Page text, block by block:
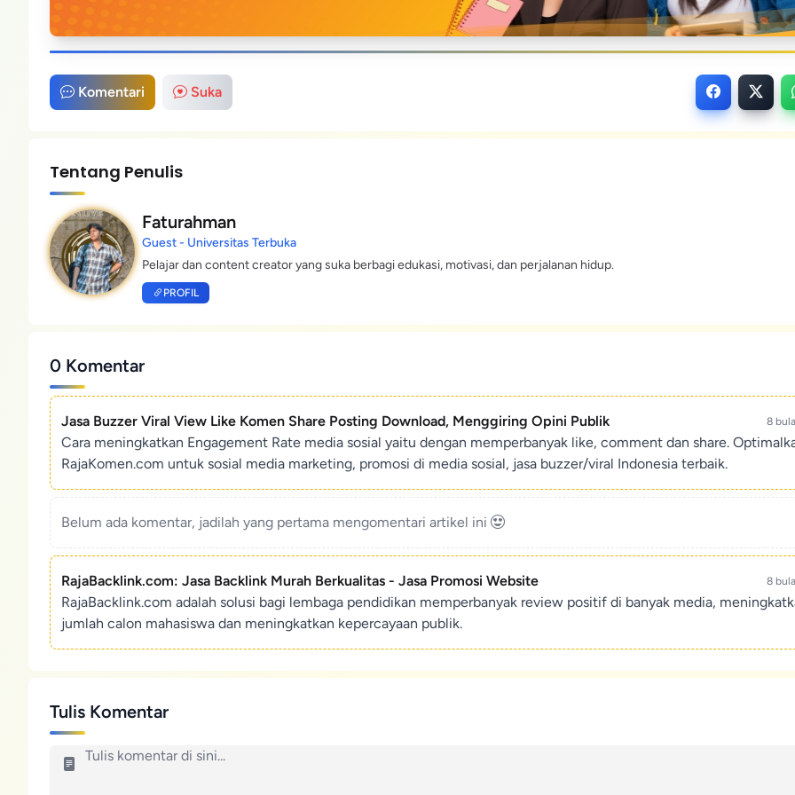
Komentari Suka
Tentang Penulis
Faturahman
Guest - Universitas Terbuka
Pelajar dan content creator yang suka berbagi edukasi, motivasi, dan perjalanan hidup.
PROFIL
0 Komentar
Jasa Buzzer Viral View Like Komen Share Posting Download, Menggiring Opini Publik 8
Cara meningkatkan Engagement Rate media sosial yaitu dengan memperbanyak like, comment dan share.
RajaKomen.com untuk sosial media marketing, promosi di media sosial, jasa buzzer/viral Indonesia terbaik.
Belum ada komentar, jadilah yang pertama mengomentari artikel ini
RajaBacklink.com: Jasa Backlink Murah Berkualitas - Jasa Promosi Website 8
RajaBacklink.com adalah solusi bagi lembaga pendidikan memperbanyak review positif di banyak media,
jumlah calon mahasiswa dan meningkatkan kepercayaan publik.
Tulis Komentar